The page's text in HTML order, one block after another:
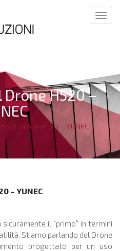
H520 –
al Drone H520 – YUNEC
– YUNEC
il “primo” in termini
Stiamo parlando del Drone
progettato per un uso